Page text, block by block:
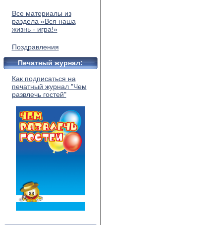
Все материалы из
раздела «Вся наша
жизнь - игра!»
Поздравления
Печатный журнал:
Как подписаться на
печатный журнал "Чем
развлечь гостей"